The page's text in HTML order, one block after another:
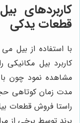
کاربردهای
قطعات یدکی
با استفاده از بیل
کاربرد بیل
مشاهده نمود چون
مدت زمان کوتاهی
راستا فروش قطعات